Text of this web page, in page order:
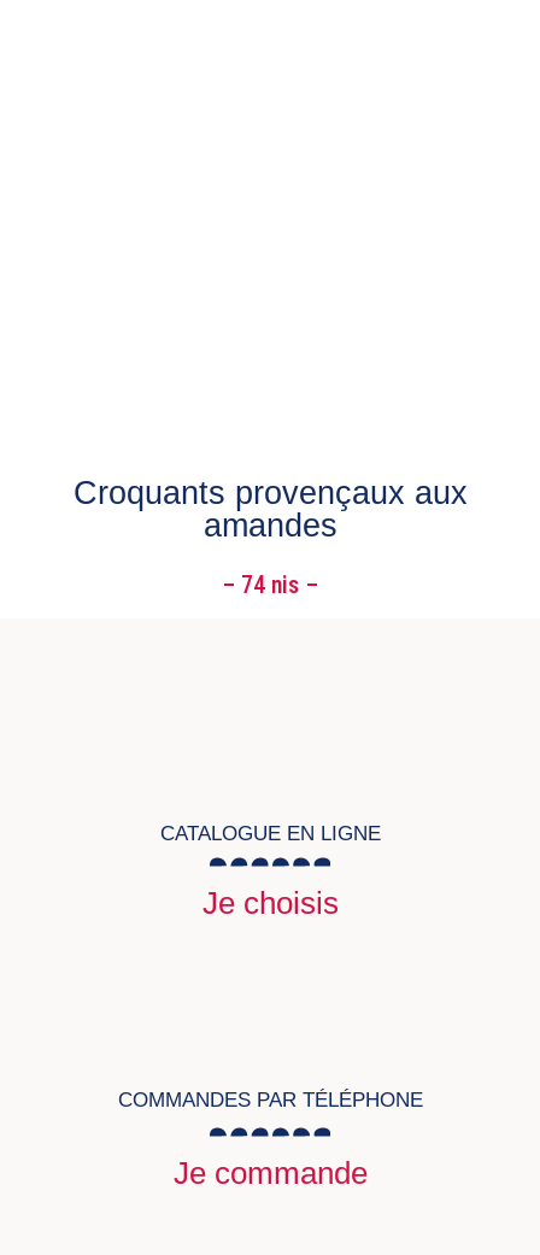
Croquants provençaux aux
amandes
– 74 nis –
CATALOGUE EN LIGNE
Je choisis
COMMANDES PAR TÉLÉPHONE
Je commande